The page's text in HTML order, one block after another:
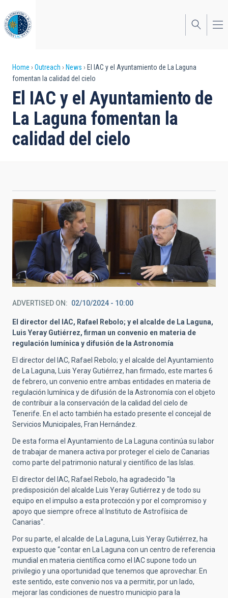
to
main
content
Breadcrumb
Home Outreach News
El IAC y el Ayuntamiento de La Laguna
fomentan la calidad del cielo
El IAC y el Ayuntamiento de
La Laguna fomentan la
calidad del cielo
ADVERTISED ON 02/10/2024 - 10:00
El director del IAC, Rafael Rebolo; y el alcalde de La Laguna,
Luis Yeray Gutiérrez, firman un convenio en materia de
regulación lumínica y difusión de la Astronomía
El director del IAC, Rafael Rebolo; y el alcalde del Ayuntamiento
de La Laguna, Luis Yeray Gutiérrez, han firmado, este martes 6
de febrero, un convenio entre ambas entidades en materia de
regulación lumínica y de difusión de la Astronomía con el objeto
de contribuir a la conservación de la calidad del cielo de
Tenerife. En el acto también ha estado presente el concejal de
Servicios Municipales, Fran Hernández.
De esta forma el Ayuntamiento de La Laguna continúa su labor
de trabajar de manera activa por proteger el cielo de Canarias
como parte del patrimonio natural y científico de las Islas.
El director del IAC, Rafael Rebolo, ha agradecido "la
predisposición del alcalde Luis Yeray Gutiérrez y de todo su
equipo en el impulso a esta protección y por el compromiso y
apoyo que siempre ofrece al Instituto de Astrofísica de
Canarias".
Por su parte, el alcalde de La Laguna, Luis Yeray Gutiérrez, ha
expuesto que “contar en La Laguna con un centro de referencia
mundial en materia científica como el IAC supone todo un
privilegio y una oportunidad que tenemos que aprovechar. En
este sentido, este convenio nos va a permitir, por un lado,
mejorar las condiciones de nuestro municipio para la